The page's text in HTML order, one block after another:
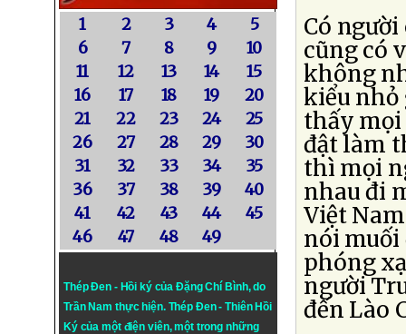
1 2 3 4
5
6
7 8 9
10
11
12 13 14
15
16
17 18 19
20
21
22 23 24
25
26
27 28 29
30
31
32 33 34
35
36
37 38 39
40
41
42 43 44
45
46
47 48 49
Thép Đen - Hồi ký của Đặng Chí Bình, do
Trần Nam thực hiện. Thép Đen- Thiên Hồi
Ký của một điện viên, một trong những
Có
cũng có
không
kiểu nhỏ
thấy mọi
đật làm
thì mọi
nhau đi
Việt
nói muối
phóng
người
đến Lào